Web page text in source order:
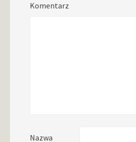
Komentarz
Nazwa